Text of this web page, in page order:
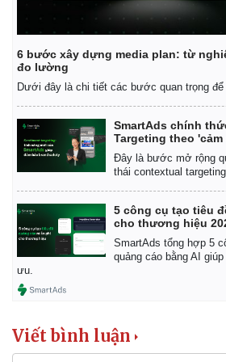
6 bước xây dựng media plan: từ
đo lường
Dưới đây là chi tiết các bước quan trọng để
SmartAds chính
Targeting theo 'cảm
Đây là bước mở rộng
thái contextual targeting.
5 công cụ tạo tiêu
cho thương hiệu
SmartAds tổng hợp 5
quảng cáo bằng AI
ưu.
Viết bình luận